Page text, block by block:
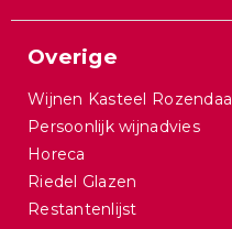
Overige
Wijnen Kasteel Rozendaal
Persoonlijk wijnadvies
Horeca
Riedel Glazen
Restantenlijst